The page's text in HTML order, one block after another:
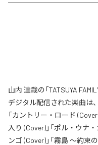
山内 達哉の「TATSUYA
デジタル配信された楽曲は、
「カントリー・ロード
入り (Cover)」「ポル・ウナ
ンゴ (Cover)」「霧島 〜約束